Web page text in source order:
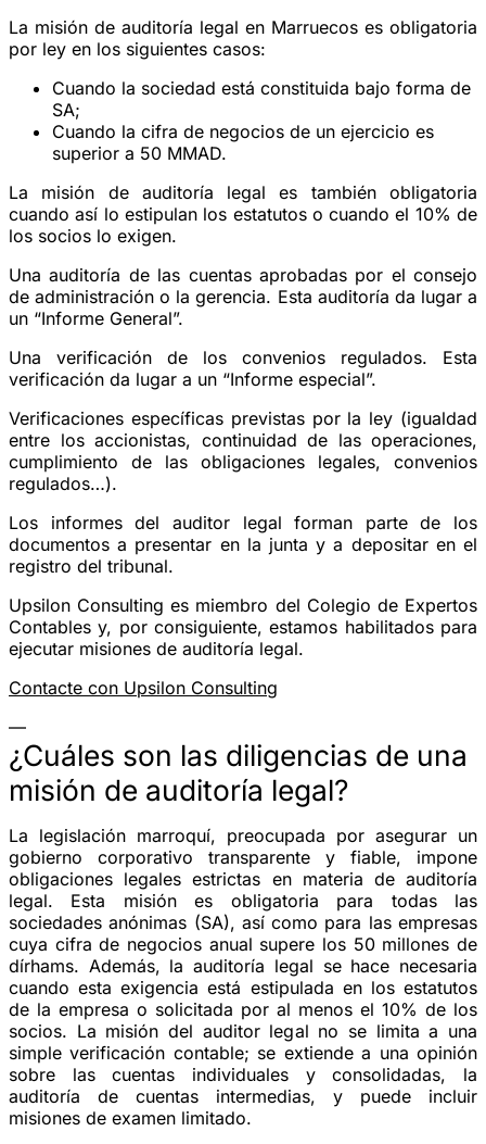
La misión de auditoría legal en Marruecos es obligatoria
por ley en los siguientes casos:
Cuando la sociedad está constituida bajo forma de
SA;
Cuando la cifra de negocios de un ejercicio es
superior a 50 MMAD.
La misión de auditoría legal es también obligatoria
cuando así lo estipulan los estatutos o cuando el 10% de
los socios lo exigen.
Una auditoría de las cuentas aprobadas por el consejo
de administración o la gerencia. Esta auditoría da lugar a
un “Informe General”.
Una verificación de los convenios regulados. Esta
verificación da lugar a un “Informe especial”.
Verificaciones específicas previstas por la ley (igualdad
entre los accionistas, continuidad de las operaciones,
cumplimiento de las obligaciones legales, convenios
regulados…).
Los informes del auditor legal forman parte de los
documentos a presentar en la junta y a depositar en el
registro del tribunal.
Upsilon Consulting es miembro del Colegio de Expertos
Contables y, por consiguiente, estamos habilitados para
ejecutar misiones de auditoría legal.
Contacte con Upsilon Consulting
—
¿Cuáles son las diligencias de una
misión de auditoría legal?
La legislación marroquí, preocupada por asegurar un
gobierno corporativo transparente y fiable, impone
obligaciones legales estrictas en materia de auditoría
legal. Esta misión es obligatoria para todas las
sociedades anónimas (SA), así como para las empresas
cuya cifra de negocios anual supere los 50 millones de
dírhams. Además, la auditoría legal se hace necesaria
cuando esta exigencia está estipulada en los estatutos
de la empresa o solicitada por al menos el 10% de los
socios. La misión del auditor legal no se limita a una
simple verificación contable; se extiende a una opinión
sobre las cuentas individuales y consolidadas, la
auditoría de cuentas intermedias, y puede incluir
misiones de examen limitado.